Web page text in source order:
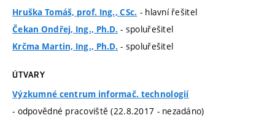
Hruška Tomáš, prof. Ing., CSc. - hlavní řešitel
Čekan Ondřej, Ing., Ph.D. - spoluřešitel
Krčma Martin, Ing., Ph.D. - spoluřešitel
ÚTVARY
Výzkumné centrum informač. technologií
- odpovědné pracoviště (22.8.2017 - nezadáno)